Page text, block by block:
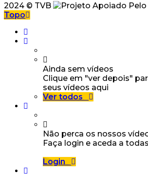
2024 © TVB
Topo
Ainda sem vídeos
Clique em "ver depois"
seus vídeos aqui
Ver todos
Não perca os nossos
Faça login e aceda a
Login